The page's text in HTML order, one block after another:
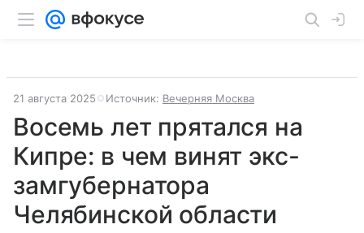
21 августа 2025 Источник: Вечерняя Москва
Восемь лет прятался на
Кипре: в чем винят экс-
замгубернатора
Челябинской области